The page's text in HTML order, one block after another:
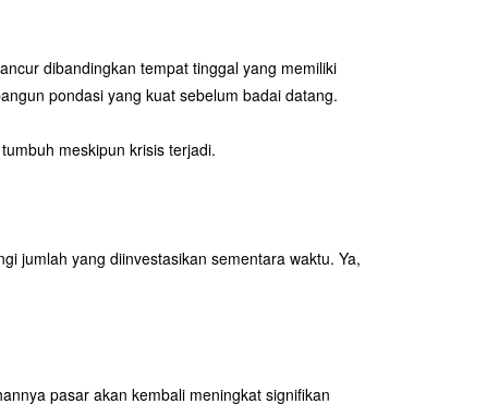
dibandingkan tempat tinggal yang memiliki
pondasi yang kuat sebelum badai datang.
meskipun krisis terjadi.
jumlah yang diinvestasikan sementara waktu. Ya,
pasar akan kembali meningkat signifikan